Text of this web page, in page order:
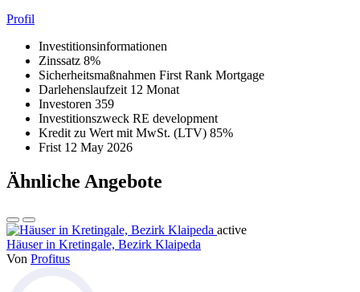
Profil
Investitionsinformationen
Zinssatz 8%
Sicherheitsmaßnahmen First Rank Mortgage
Darlehenslaufzeit 12 Monat
Investoren 359
Investitionszweck RE development
Kredit zu Wert mit MwSt. (LTV) 85%
Frist 12 May 2026
Ähnliche Angebote
active
Häuser in Kretingale, Bezirk Klaipeda
Von Profitus